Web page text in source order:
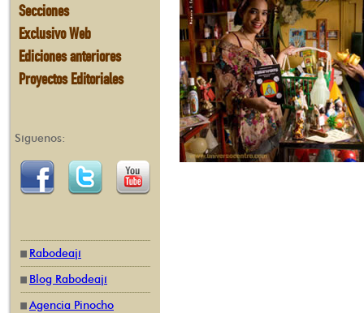
Secciones
Exclusivo Web
Ediciones anteriores
Proyectos Editoriales
Síguenos:
Rabodeají
Blog Rabodeají
Agencia Pinocho